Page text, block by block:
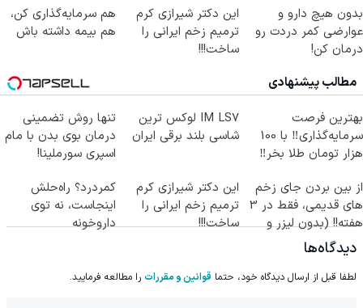
بدون هیچ دارو و
عوارضی کمر دردت رو
درمان کن!
این دکتر شیرازی کرم
ترمیم زخم ایرانی را
ساخت!!!
هم سرمایه‌گذاری کن،
هم بیمه داشته باش
مطالب پیشنهادی
بهترین فرصت
سرمایه‌گذاری‼️ با 100
هزار تومان طلا بخر‼️
IM LS7 لوکس ترین
شاسی بلند برقی ایران
تنها روش تضمینی
درمان بوی بدن با مام
اسپری سورملینا!
از بین بردن جای زخم
های قدیمی، فقط در 3
هفته!! (بدون لیزر و
جراحی)
این دکتر شیرازی کرم
ترمیم زخم ایرانی را
ساخت!!!
کمردرد؟ راه‌حلش
اینجاست، نه توی
داروخونه
دیدگاه‌ها
لطفا قبل از ارسال دیدگاه خود، حتما قوانین و مقررات را مطالعه فرمایید.